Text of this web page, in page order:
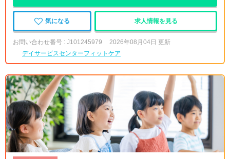
気になる 求人情報を見る
お問い合わせ番号 : J101245979
2026年08月04日 更新
デイサービスセンターフィットケア